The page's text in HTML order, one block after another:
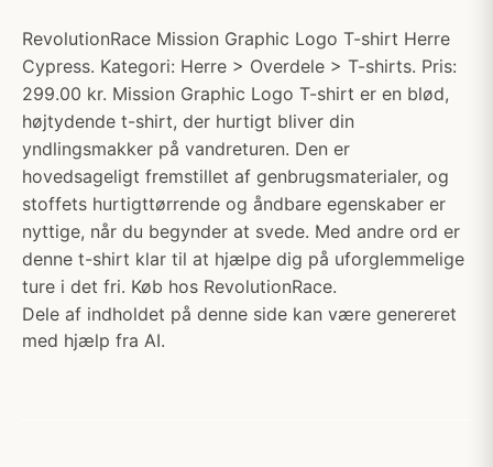
RevolutionRace Mission Graphic Logo T-shirt Herre
Cypress. Kategori: Herre > Overdele > T-shirts. Pris:
299.00 kr. Mission Graphic Logo T-shirt er en blød,
højtydende t-shirt, der hurtigt bliver din
yndlingsmakker på vandreturen. Den er
hovedsageligt fremstillet af genbrugsmaterialer, og
stoffets hurtigttørrende og åndbare egenskaber er
nyttige, når du begynder at svede. Med andre ord er
denne t-shirt klar til at hjælpe dig på uforglemmelige
ture i det fri. Køb hos RevolutionRace.
Dele af indholdet på denne side kan være genereret
med hjælp fra AI.